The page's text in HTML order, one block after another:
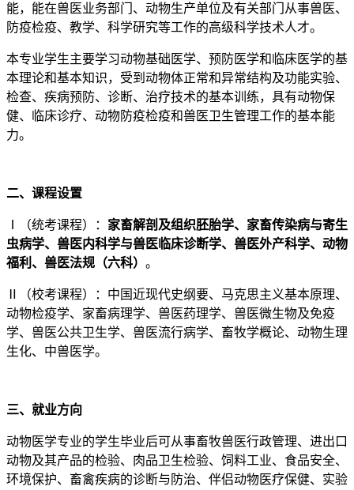
能，能在兽医业务部门、动物生产单位及有关部门从事兽医、
防疫检疫、教学、科学研究等工作的高级科学技术人才。
本专业学生主要学习动物基础医学、预防医学和临床医学的基
本理论和基本知识，受到动物体正常和异常结构及功能实验、
检查、疾病预防、诊断、治疗技术的基本训练，具有动物保
健、临床诊疗、动物防疫检疫和兽医卫生管理工作的基本能
力。
二、课程设置
Ⅰ（统考课程）： 家畜解剖及组织胚胎学、家畜传染病与寄生
虫病学、兽医内科学与兽医临床诊断学、兽医外产科学、动物
福利、兽医法规（六科） 。
Ⅱ（校考课程）：中国近现代史纲要、马克思主义基本原理、
动物检疫学、家畜病理学、兽医药理学、兽医微生物及免疫
学、兽医公共卫生学、兽医流行病学、畜牧学概论、动物生理
生化、中兽医学。
三、就业方向
动物医学专业的学生毕业后可从事畜牧兽医行政管理、进出口
动物及其产品的检验、肉品卫生检验、饲料工业、食品安全、
环境保护、畜禽疾病的诊断与防治、伴侣动物医疗保健、实验